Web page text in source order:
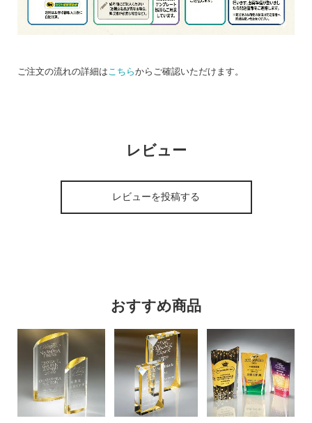
ご注文の流れの詳細はこちらからご確認いただけます。
レビュー
レビューを投稿する
おすすめ商品